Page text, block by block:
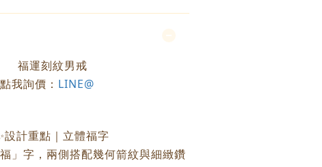
福運刻紋男戒
點我詢價： LINE@
設計重點｜立體福字
」字，兩側搭配幾何箭紋與細緻鑽